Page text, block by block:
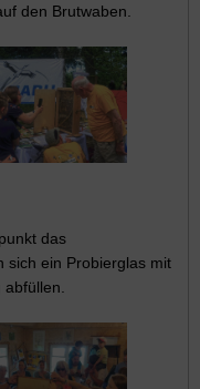
den Brutwaben.
das
sich ein Probierglas mit